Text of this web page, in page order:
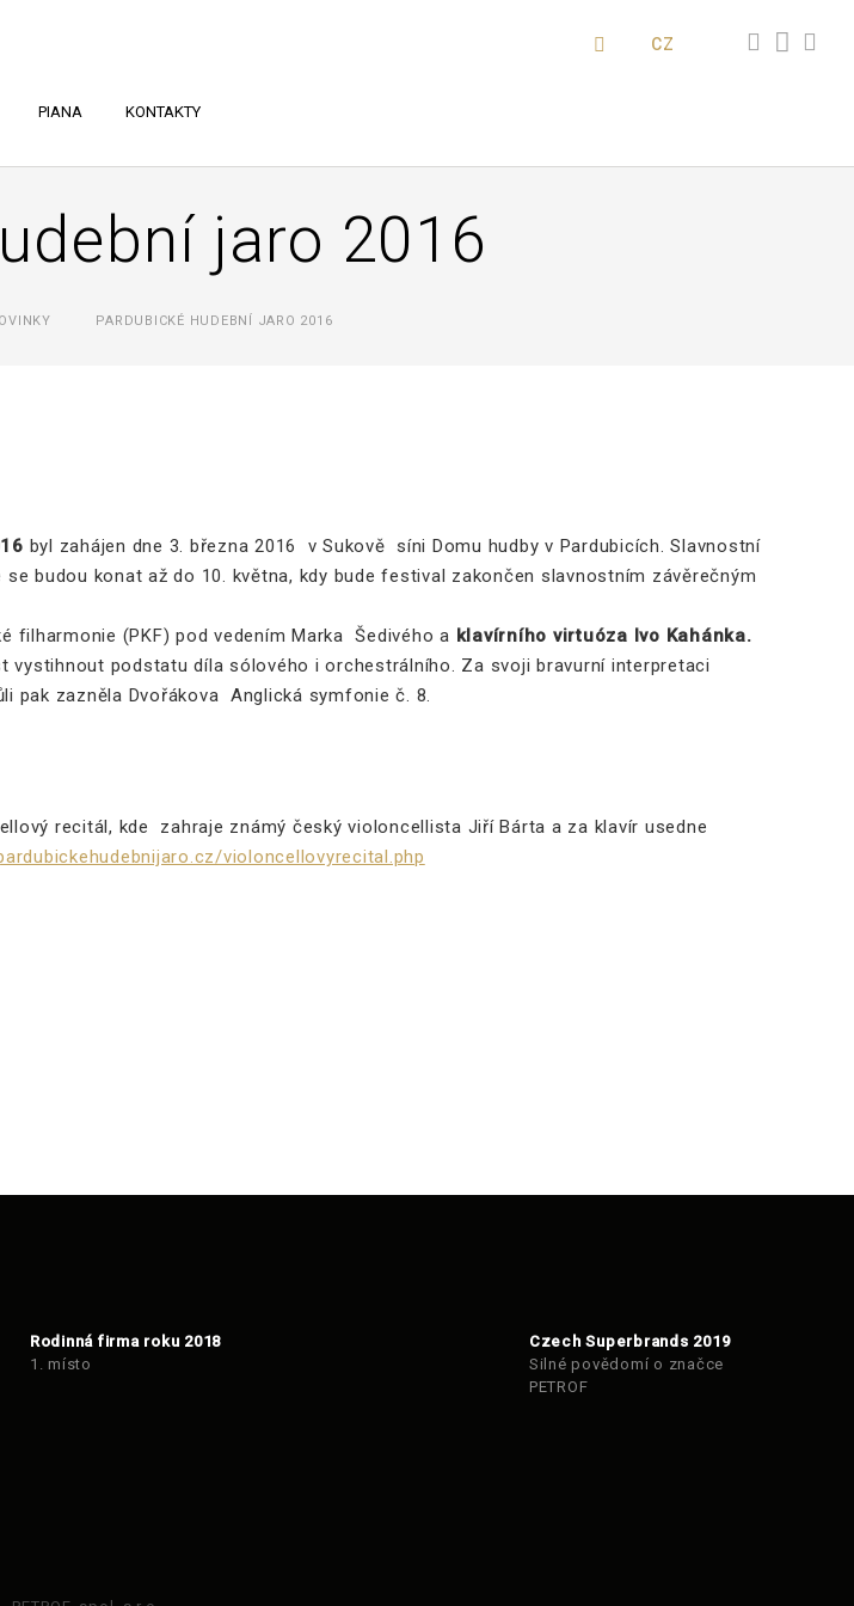
PIANA KONTAKTY
CZ
jaro 2016
PARDUBICKÉ HUDEBNÍ JARO 2016
byl zahájen dne 3. března 2016 v Sukově síni Domu hudby v Pardubicích. Slavnostní
budou konat až do 10. května, kdy bude festival zakončen slavnostním závěrečným
filharmonie (PKF) pod vedením Marka Šedivého a klavírního virtuóza Ivo Kahánka.
vystihnout podstatu díla sólového i orchestrálního. Za svoji bravurní interpretaci
pak zazněla Dvořákova Anglická symfonie č. 8.
recitál, kde zahraje známý český violoncellista Jiří Bárta a za klavír usedne
violoncellovyrecital.php
Rodinná firma roku 2018
1. místo
Czech Superbrands 2019
Silné povědomí o značce
PETROF